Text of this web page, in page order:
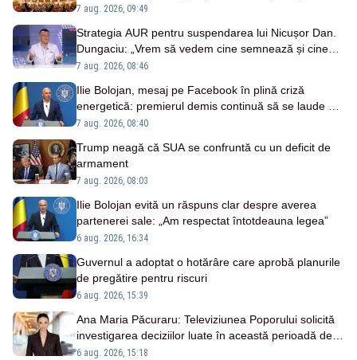
salarizării
7 aug. 2026, 09:49
Strategia AUR pentru suspendarea lui Nicușor Dan.
Dungaciu: „Vrem să vedem cine semnează și cine
nu”
7 aug. 2026, 08:46
Ilie Bolojan, mesaj pe Facebook în plină criză
energetică: premierul demis continuă să se laude cu
măsurile luate
7 aug. 2026, 08:40
Trump neagă că SUA se confruntă cu un deficit de
armament
7 aug. 2026, 08:03
Ilie Bolojan evită un răspuns clar despre averea
partenerei sale: „Am respectat întotdeauna legea”
6 aug. 2026, 16:34
Guvernul a adoptat o hotărâre care aprobă planurile
de pregătire pentru riscuri
6 aug. 2026, 15:39
Ana Maria Păcuraru: Televiziunea Poporului solicită
investigarea deciziilor luate în această perioadă de
criză enegetică
6 aug. 2026, 15:18